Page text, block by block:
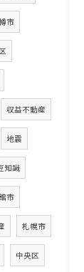
市
収益不動産
地震
知識
市
札幌市
中央区